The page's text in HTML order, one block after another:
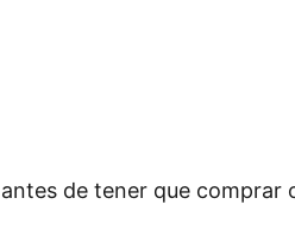
de tener que